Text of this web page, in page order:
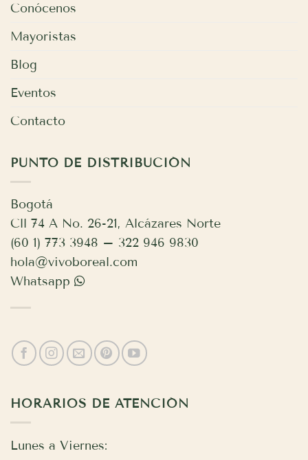
Conócenos
Mayoristas
Blog
Eventos
Contacto
PUNTO DE DISTRIBUCIÓN
Bogotá
Cll 74 A No. 26-21, Alcázares Norte
(60 1) 773 3948 – 322 946 9830
hola@vivoboreal.com
Whatsapp
HORARIOS DE ATENCIÓN
Lunes a Viernes: